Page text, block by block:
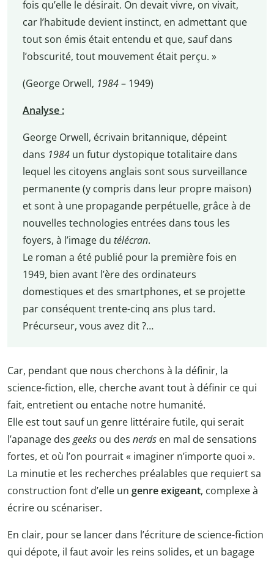
fois qu’elle le désirait. On devait vivre, on vivait,
car l’habitude devient instinct, en admettant que
tout son émis était entendu et que, sauf dans
l’obscurité, tout mouvement était perçu. »
(George Orwell, 1984– 1949)
Analyse :
George Orwell, écrivain britannique, dépeint
dans 1984un futur dystopique totalitaire dans
lequel les citoyens anglais sont sous surveillance
permanente (y compris dans leur propre maison)
et sont à une propagande perpétuelle, grâce à de
nouvelles technologies entrées dans tous les
foyers, à l’image du télécran.
Le roman a été publié pour la première fois en
1949, bien avant l’ère des ordinateurs
domestiques et des smartphones, et se projette
par conséquent trente-cinq ans plus tard.
Précurseur, vous avez dit ?…
Car, pendant que nous cherchons à la définir, la
science-fiction, elle, cherche avant tout à définir ce qui
fait, entretient ou entache notre humanité.
Elle est tout sauf un genre littéraire futile, qui serait
l’apanage des geeks ou des nerds en mal de sensations
fortes, et où l’on pourrait « imaginer n’importe quoi ».
La minutie et les recherches préalables que requiert sa
construction font d’elle un genre exigeant, complexe à
écrire ou scénariser.
En clair, pour se lancer dans l’écriture de science-fiction
qui dépote, il faut avoir les reins solides, et un bagage